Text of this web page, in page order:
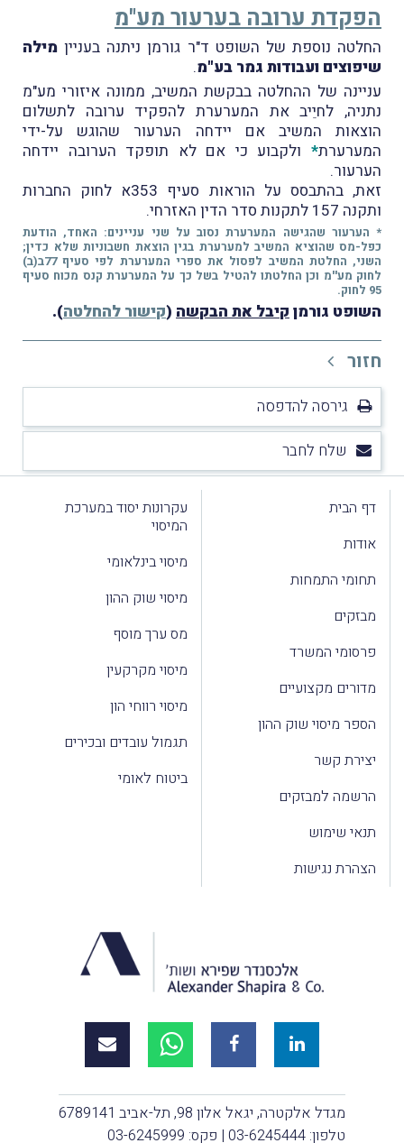
הפקדת ערובה בערעור מע"מ
החלטה נוספת של השופט ד"ר גורמן ניתנה בעניין מילה
שיפוצים ועבודות גמר בע"מ.
עניינה של ההחלטה בבקשת המשיב, ממונה איזורי מע"מ
נתניה, לחיֵיב את המערערת להפקיד ערובה לתשלום
הוצאות המשיב אם יידחה הערעור שהוגש על-ידי
המערערת* ולקבוע כי אם לא תופקד הערובה יידחה
הערעור.
זאת, בהתבסס על הוראות סעיף 353א לחוק החברות
ותקנה 157 לתקנות סדר הדין האזרחי.
* הערעור שהגישה המערערת נסוב על שני עניינים: האחד, הודעת
כפל-מס שהוציא המשיב למערערת בגין הוצאת חשבוניות שלא כדין;
השני, החלטת המשיב לפסול את ספרי המערערת לפי סעיף 77ב(ב)
לחוק מע''מ וכן החלטתו להטיל בשל כך על המערערת קנס מכוח סעיף
95 לחוק.
השופט גורמן קיבל את הבקשה (קישור להחלטה).
חזור
גירסה להדפסה
שלח לחבר
דף הבית
אודות
תחומי התמחות
מבזקים
פרסומי המשרד
מדורים מקצועיים
הספר מיסוי שוק ההון
יצירת קשר
הרשמה למבזקים
תנאי שימוש
הצהרת נגישות
עקרונות יסוד במערכת
המיסוי
מיסוי בינלאומי
מיסוי שוק ההון
מס ערך מוסף
מיסוי מקרקעין
מיסוי רווחי הון
תגמול עובדים ובכירים
ביטוח לאומי
מגדל אלקטרה, יגאל אלון 98, תל-אביב 6789141
טלפון: 03-6245444 | פקס: 03-6245999